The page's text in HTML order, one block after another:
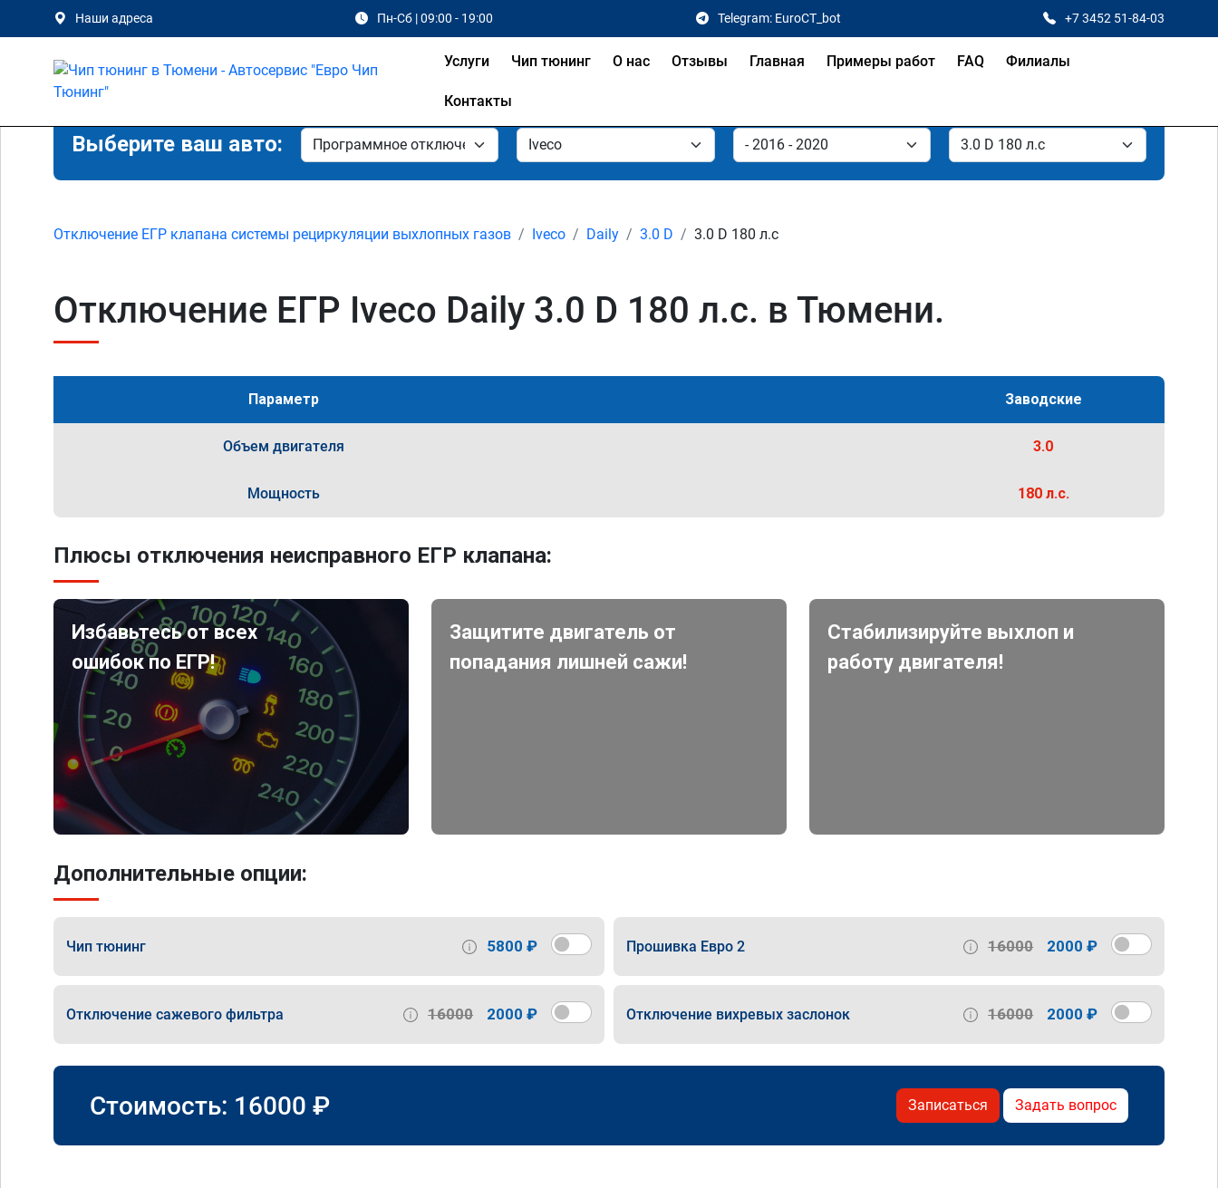
Наши адреса Пн-Сб | 09:00 - 19:00 Telegram: EuroCT_bot +7 3452 51-84-03
Услуги Чип тюнинг О нас Отзывы Главная Примеры работ FAQ Филиалы
Контакты
Выберите ваш авто:
Отключение ЕГР клапана системы рециркуляции выхлопных газов Iveco Daily 3.0 D 3.0 D 180 л.с
Отключение ЕГР Iveco Daily 3.0 D 180 л.с. в Тюмени.
Параметр Заводские
Объем двигателя 3.0
Мощность 180 л.с.
Плюсы отключения неисправного ЕГР клапана:
Избавьтесь от всех
ошибок по ЕГР!
Защитите двигатель от
попадания лишней сажи!
Стабилизируйте выхлоп и
работу двигателя!
Дополнительные опции:
Чип тюнинг 5800 ₽ Прошивка Евро 2 16000 2000 ₽
Отключение сажевого фильтра 16000 2000 ₽ Отключение вихревых заслонок 16000 2000 ₽
Стоимость: 16000 ₽ Записаться Задать вопрос